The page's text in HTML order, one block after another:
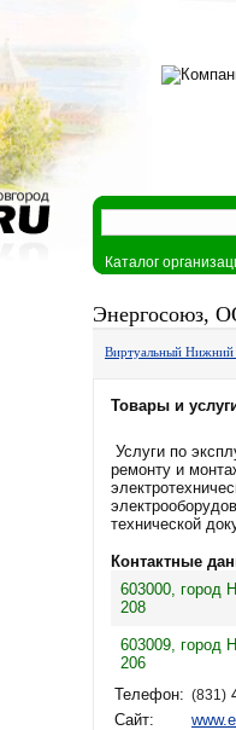
Каталог
Энергосоюз,
Виртуальный
Товары и
Услуги по
ремонту и
технической
Контактные
603000, город
208
603009, город
206
Телефон: (831)
Сайт: